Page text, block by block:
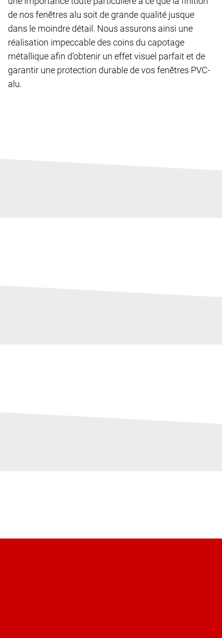
de nos fenêtres alu soit de grande qualité jusque
dans le moindre détail. Nous assurons ainsi une
réalisation impeccable des coins du capotage
métallique afin d’obtenir un effet visuel parfait et de
garantir une protection durable de vos fenêtres PVC-
alu.